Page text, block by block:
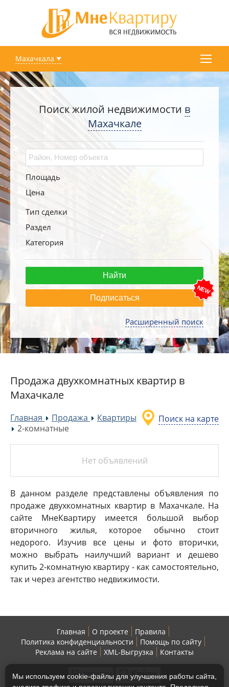
Махачкала
Поиск жилой недвижимости в
Махачкале
Площадь
Цена
Тип сделки
Раздел
Категория
Подписаться
Расширенный поиск
Продажа двухкомнатных квартир в
Махачкале
Поиск на карте
Главная »Продажа »Квартиры
»
2-комнатные
Нет объявлений
В данном разделе представлены объявления по
продаже двухкомнатных квартир в Махачкале. На
сайте МнеКвартиру имеется большой выбор
вторичного жилья, которое обычно стоит
недорого. Изучив все цены и фото вторички,
можно выбрать наилучший вариант и дешево
купить 2-комнатную квартиру - как самостоятельно,
так и через агентство недвижимости.
Главная О проекте
Правила
Политика конфиденциальности
Помощь по сайту
Реклама на сайте
XML-Выгрузка Контакты
Мы используем cookie-файлы для улучшения работы сайта,